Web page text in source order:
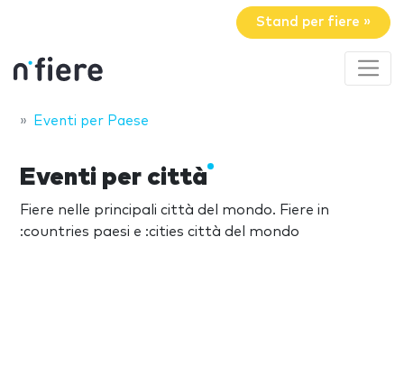
Stand per fiere »
Eventi per Paese
Eventi per città
Fiere nelle principali città del mondo. Fiere in
:countries paesi e :cities città del mondo